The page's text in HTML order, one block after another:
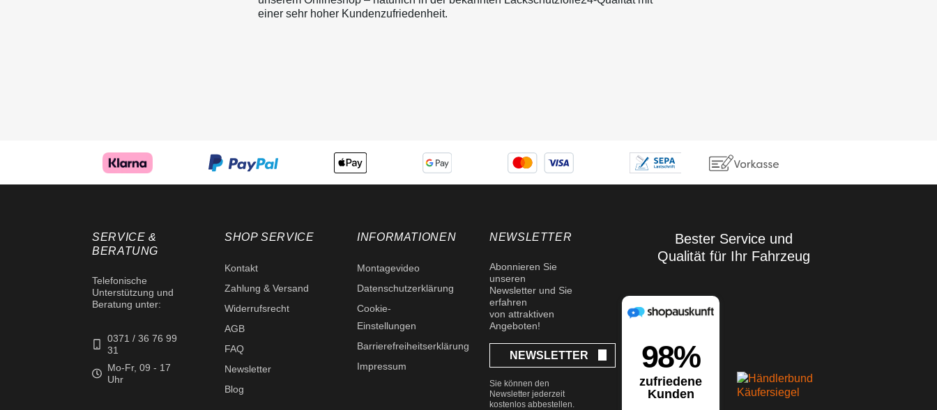
einer sehr hoher Kundenzufriedenheit.
Bester Service und
Qualität für Ihr Fahrzeug
SERVICE &
BERATUNG
Telefonische
Unterstützung und
Beratung unter:
0371 / 36 76 99
31
Mo-Fr, 09 - 17
Uhr
SHOP SERVICE
Kontakt
Zahlung & Versand
Widerrufsrecht
AGB
FAQ
Newsletter
Blog
INFORMATIONEN
Montagevideo
Datenschutzerklärung
Cookie-
Einstellungen
Barrierefreiheitserklärung
Impressum
NEWSLETTER
Abonnieren Sie
unseren
Newsletter und Sie
erfahren
von attraktiven
Angeboten!
NEWSLETTER
Sie können den
Newsletter jederzeit
kostenlos abbestellen.